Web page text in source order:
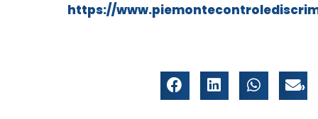
https://
»